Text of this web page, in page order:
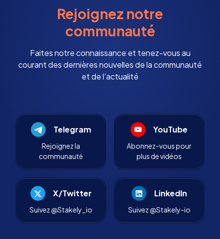
Rejoignez notre
communauté
Faites notre connaissance et tenez-vous au
courant des dernières nouvelles de la communauté
et de l'actualité
Telegram
Rejoignez la
communauté
YouTube
Abonnez-vous pour
plus de vidéos
X/Twitter
Suivez @Stakely_io
LinkedIn
Suivez @Stakely-io